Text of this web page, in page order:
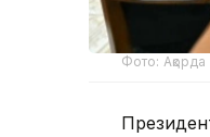
Фото: Ақорда